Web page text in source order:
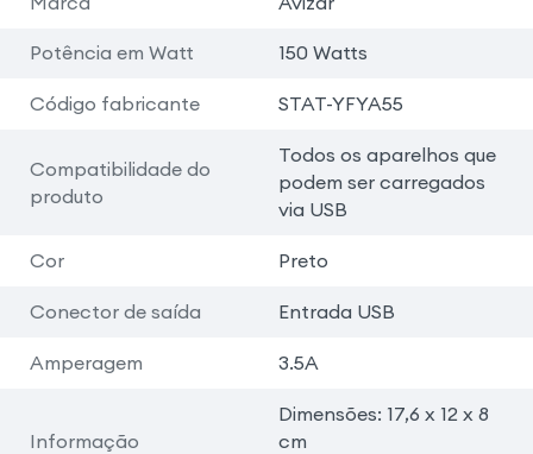
Potência em Watt 150 Watts
Código fabricante STAT-YFYA55
Compatibilidade do
produto
Todos os aparelhos que
podem ser carregados
via USB
Cor Preto
Conector de saída Entrada USB
Amperagem 3.5A
Informação
Dimensões: 17,6 x 12 x 8
cm